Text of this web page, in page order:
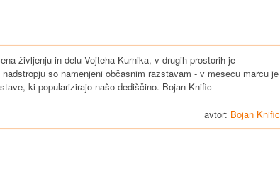
življenju in delu Vojteha Kurnika, v drugih prostorih je
so namenjeni občasnim razstavam - v mesecu marcu je
ki popularizirajo našo dediščino. Bojan Knific
avtor: Bojan Knific